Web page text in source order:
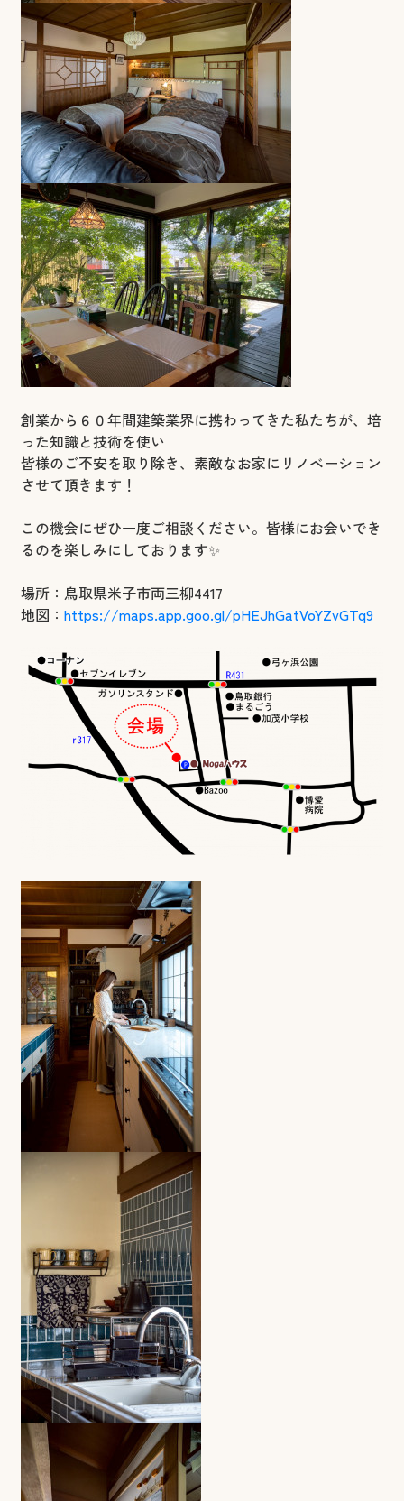
創業から６０年間建築業界に携わってきた私たちが、培
った知識と技術を使い
皆様のご不安を取り除き、素敵なお家にリノベーション
させて頂きます！
この機会にぜひ一度ご相談ください。皆様にお会いでき
るのを楽しみにしております✨
場所：鳥取県米子市両三柳4417
地図：https://maps.app.goo.gl/pHEJhGatVoYZvGTq9